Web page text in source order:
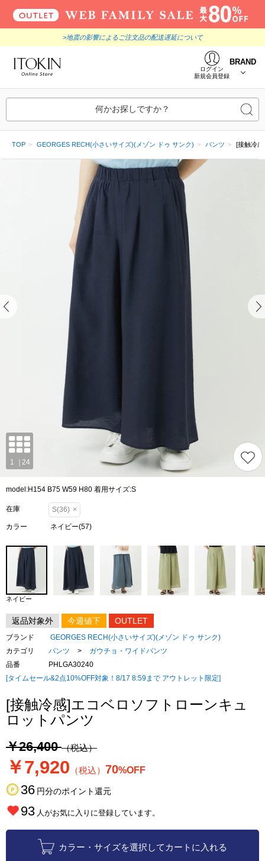
>地震の影響によるご注文品の配送遅延について
ログイン
新規会員登録
BRAND
何かお探しですか？
TOP GEORGES RECH(小さいサイズ)(メゾン ドゥ サンク) パンツ [接触冷
model:H154 B75 W59 H80 着用サイズ:S
在庫 S(36) ×
カラー ネイビー(57)
ネイビー
返品対象外 今週値下 OUTLET
ブランド
GEORGES RECH(小さいサイズ)(メゾン ドゥ サンク)
カテゴリ
パンツ >
ガウチョ・ワイドパンツ
品番
PHLGA30240
[タイムセール&2点10%OFF対象！8/17 8:59まで アウトレット限定]
[接触冷感]エコベロソフトローンキュ
ロットパンツ
￥26,400（税込）
￥7,920 （税込） 70%OFF
36 円分のポイント還元
93 人がお気に入りに登録しています。
カラー・サイズを選択してカートに入れる